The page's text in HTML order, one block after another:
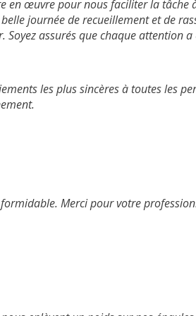
en œuvre pour nous faciliter la tâche
journée de recueillement et de
Soyez assurés que chaque attention
les plus sincères à toutes les
Merci pour votre